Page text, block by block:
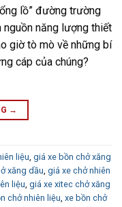
lồ” đường trường
nguồn năng lượng thiết
giờ tò mò về những bí
cáp của chúng?
→
liệu giá xe bồn chở xăng
xăng dầu giá xe chở nhiên
liệu giá xe xitec chở xăng
chở nhiên liệu xe bồn chở